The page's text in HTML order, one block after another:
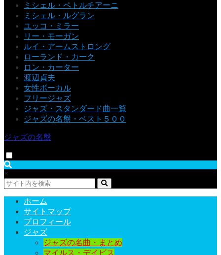
ミシェル・ペトルチアーニ
ミシェル・ルグラン
ユッコ・ミラー
リー・モーガン
ルイ・アームストロング
ローランド・カーク
ロン・カーター
渡辺貞夫
女性ボーカル
フリージャズ
ジャズ・スタンダード曲一覧
ジャズの名盤・ベスト５００
ジャズの名盤
×
ホーム
サイトマップ
プロフィール
ジャズ
ジャズの名曲・まとめ
マイルス・デイビス